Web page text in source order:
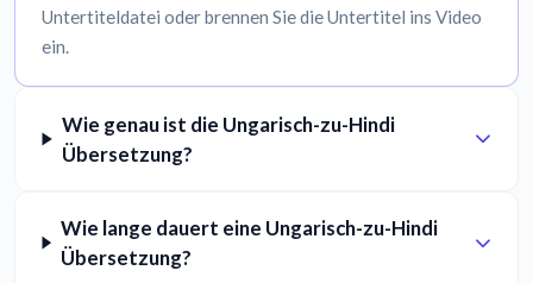
Untertiteldatei oder brennen Sie die Untertitel ins Video
ein.
Wie genau ist die Ungarisch-zu-Hindi
Übersetzung?
Wie lange dauert eine Ungarisch-zu-Hindi
Übersetzung?